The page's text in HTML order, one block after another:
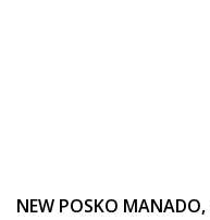
NEW POSKO